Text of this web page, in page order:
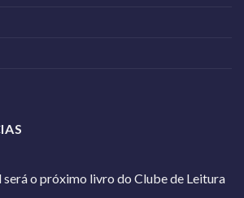
será o próximo livro do Clube de Leitura